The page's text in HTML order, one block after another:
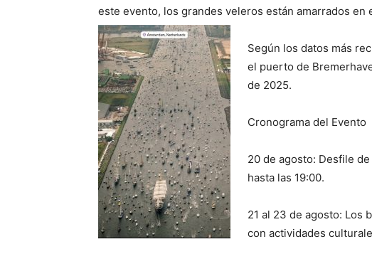
este evento, los grandes veleros están amarrados en
Según los datos más
el puerto de
de 2025.
Cronograma del Evento
20 de agosto: Desfile
hasta las 19:00.
21 al 23 de agosto: Los
con actividades